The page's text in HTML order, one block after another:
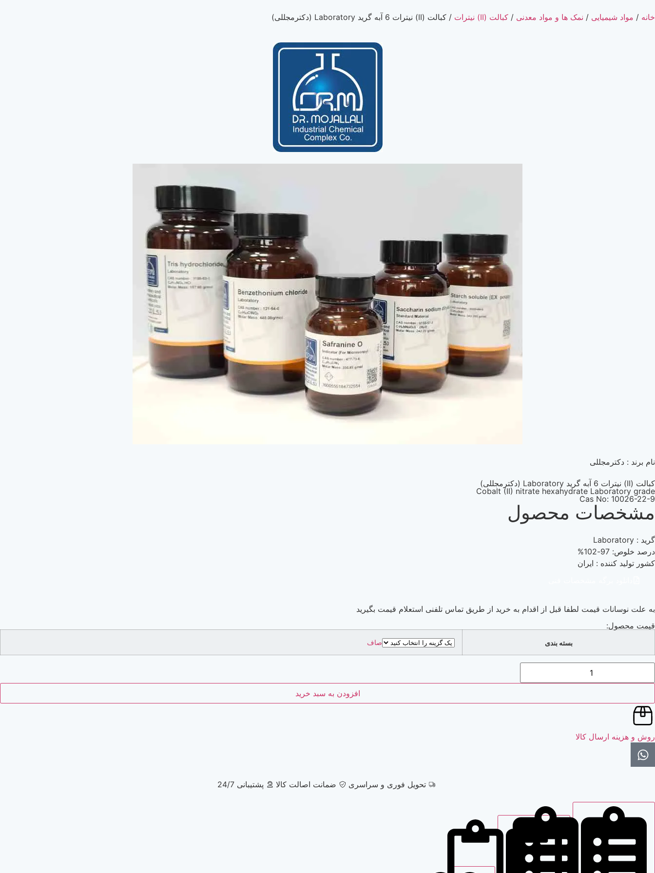
خانه / مواد شیمیایی / نمک ها و مواد معدنی / کبالت (II) نیترات / کبالت (II) نیترات 6 آبه گرید Laboratory (دکترمجللی)
نام برند : دکترمجللی
کبالت (II) نیترات 6 آبه گرید Laboratory (دکترمجللی)
Cobalt (II) nitrate hexahydrate Laboratory grade
Cas No: 10026-22-9
مشخصات محصول
گرید : Laboratory
درصد خلوص: 97-102%
کشور تولید کننده : ایران
به علت نوسانات قیمت لطفا قبل از اقدام به خرید از طریق تماس تلفنی استعلام قیمت بگیرید
قیمت محصول:
بسته بندی صاف
افزودن به سبد خرید
روش و هزینه ارسال کالا
تحویل فوری و سراسری ضمانت اصالت کالا پشتیبانی 24/7